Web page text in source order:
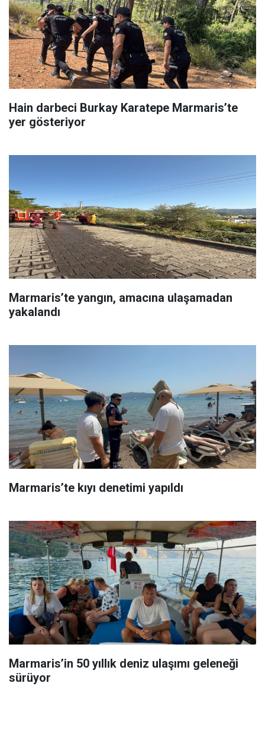
Hain darbeci Burkay Karatepe Marmaris’te
yer gösteriyor
Marmaris’te yangın, amacına ulaşamadan
yakalandı
Marmaris’te kıyı denetimi yapıldı
Marmaris’in 50 yıllık deniz ulaşımı geleneği
sürüyor